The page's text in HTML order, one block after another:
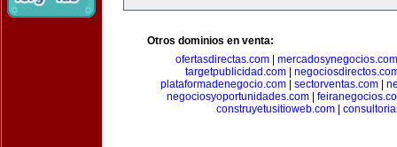
Otros dominios en venta:
ofertasdirectas.com
mercadosynegocios.com
targetpublicidad.com
plataformadenegocio.com| sectorventas.com|
negociosyoportunidades.com
construyetusitioweb.com